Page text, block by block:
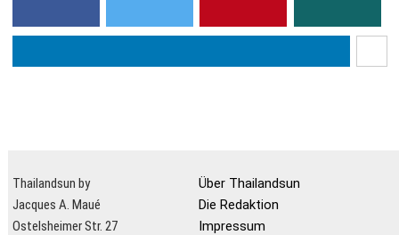
Thailandsun by
Jacques A. Maué
Ostelsheimer Str. 27
Über Thailandsun
Die Redaktion
Impressum